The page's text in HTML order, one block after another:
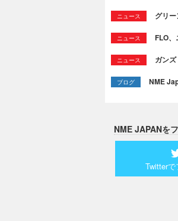
ニュース グリ
ニュース FLO
ニュース ガン
ブログ NME
NME JAPANを
Twitter